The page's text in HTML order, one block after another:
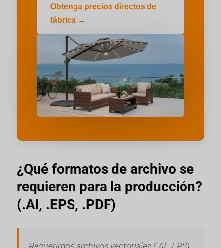
Obtenga precios directos de
fábrica →
¿Qué formatos de archivo se
requieren para la producción?
(.AI, .EPS, .PDF)